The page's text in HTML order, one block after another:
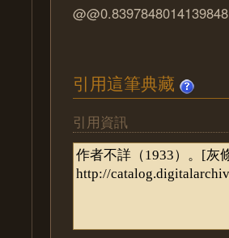
@@0.8397848014139848
引用這筆典藏
引用資訊